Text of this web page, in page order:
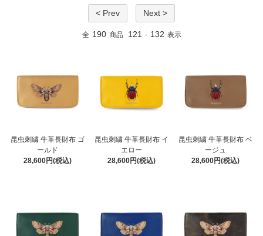
< Prev Next >
全 190 商品 121 - 132 表示
昆虫刺繍 牛革長財布 ゴ
ールド
28,600円(税込)
昆虫刺繍 牛革長財布 イ
エロー
28,600円(税込)
昆虫刺繍 牛革長財布 ベ
ージュ
28,600円(税込)